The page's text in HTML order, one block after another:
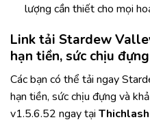
lượng cần thiết cho mọi
Link tải Stardew
hạn tiền, sức chịu
Các bạn có thể tải ngay
hạn tiền, sức chịu đựng và
v1.5.6.52 ngay tại